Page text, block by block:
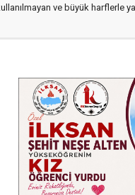
ve büyük harflerle